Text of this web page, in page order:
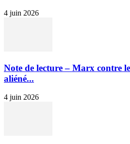
4 juin 2026
Note de lecture – Marx contre
aliéné...
4 juin 2026